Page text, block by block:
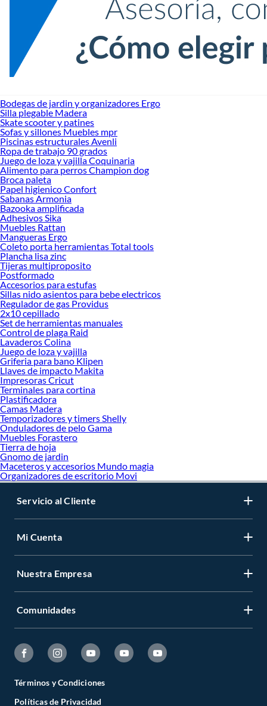
Bodegas de jardin y organizadores Ergo
Silla plegable Madera
Skate scooter y patines
Sofas y sillones Muebles mpr
Piscinas estructurales Avenli
Ropa de trabajo 90 grados
Juego de loza y vajilla Coquinaria
Alimento para perros Champion dog
Broca paleta
Papel higienico Confort
Sabanas Armonia
Bazooka amplificada
Adhesivos Sika
Muebles Rattan
Mangueras Ergo
Coleto porta herramientas Total tools
Plancha lisa zinc
Tijeras multiproposito
Postformado
Accesorios para estufas
Sillas nido asientos para bebe electricos
Regulador de gas Providus
2x10 cepillado
Set de herramientas manuales
Control de plaga Raid
Lavaderos Colina
Juego de loza y vajilla
Griferia para bano Klipen
Llaves de impacto Makita
Impresoras Cricut
Terminales para cortina
Plastificadora
Camas Madera
Temporizadores y timers Shelly
Onduladores de pelo Gama
Muebles Forastero
Tierra de hoja
Gnomo de jardin
Maceteros y accesorios Mundo magia
Organizadores de escritorio Movi
Servicio al Cliente
Mi Cuenta
Nuestra Empresa
Comunidades
Términos y Condiciones
Políticas de Privacidad